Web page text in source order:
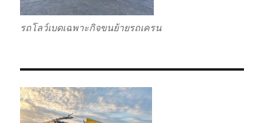
รถโลว์เบดเฉพาะกิจขนย้ายรถเครน